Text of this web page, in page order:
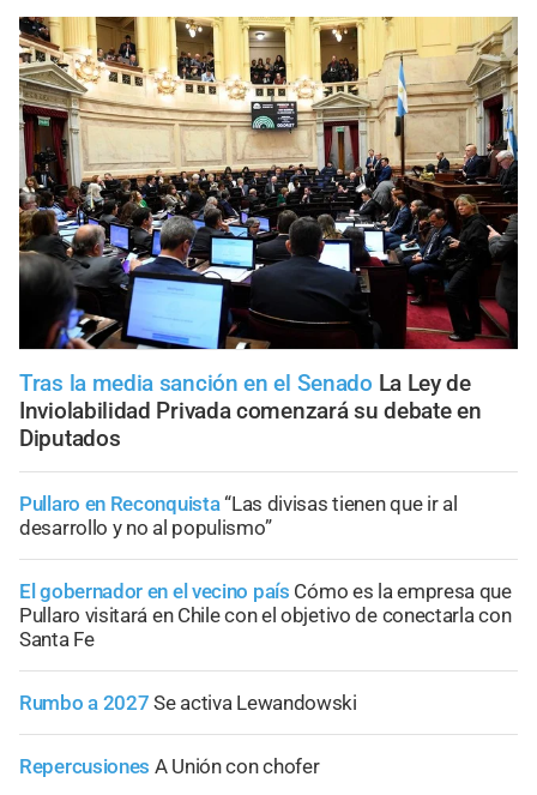
Tras la media sanción en el Senado La Ley de
Inviolabilidad Privada comenzará su debate en
Diputados
Pullaro en Reconquista“Las divisas tienen que ir al
desarrollo y no al populismo”
El gobernador en el vecino país Cómo es la empresa que
Pullaro visitará en Chile con el objetivo de conectarla con
Santa Fe
Rumbo a 2027 Se activa Lewandowski
Repercusiones A Unión con chofer